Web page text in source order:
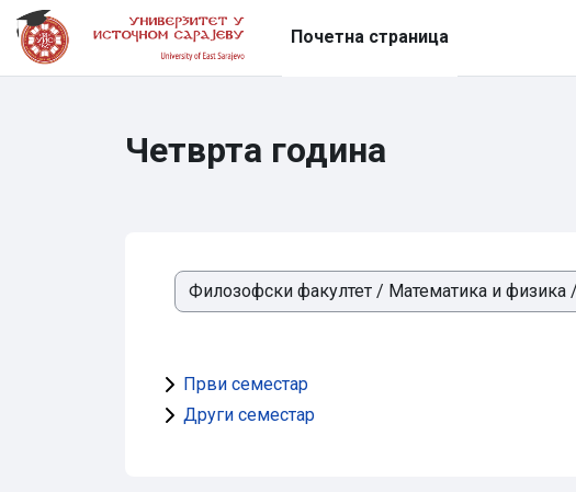
Иди на главни садржај
Почетна страница
Четврта година
Категорије курсева
Први семестар
Други семестар